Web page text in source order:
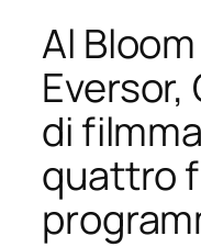
Al
Eversor,
di
quattro